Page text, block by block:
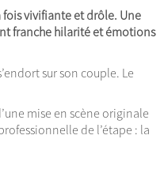
fois vivifiante et drôle. Une
franche hilarité et émotions
sur son couple. Le
mise en scène originale
de l’étape : la